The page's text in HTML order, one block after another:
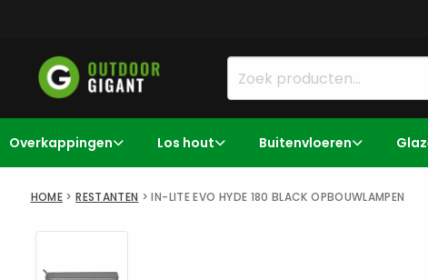
Overkappingen Los hout Buitenvloeren
HOME >RESTANTEN >IN-LITE EVO HYDE 180 BLACK OPBOUWLAMPEN